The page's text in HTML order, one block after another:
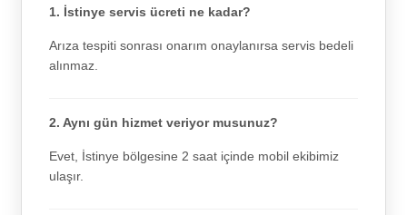
1. İstinye servis ücreti ne kadar?
Arıza tespiti sonrası onarım onaylanırsa servis bedeli
alınmaz.
2. Aynı gün hizmet veriyor musunuz?
Evet, İstinye bölgesine 2 saat içinde mobil ekibimiz
ulaşır.